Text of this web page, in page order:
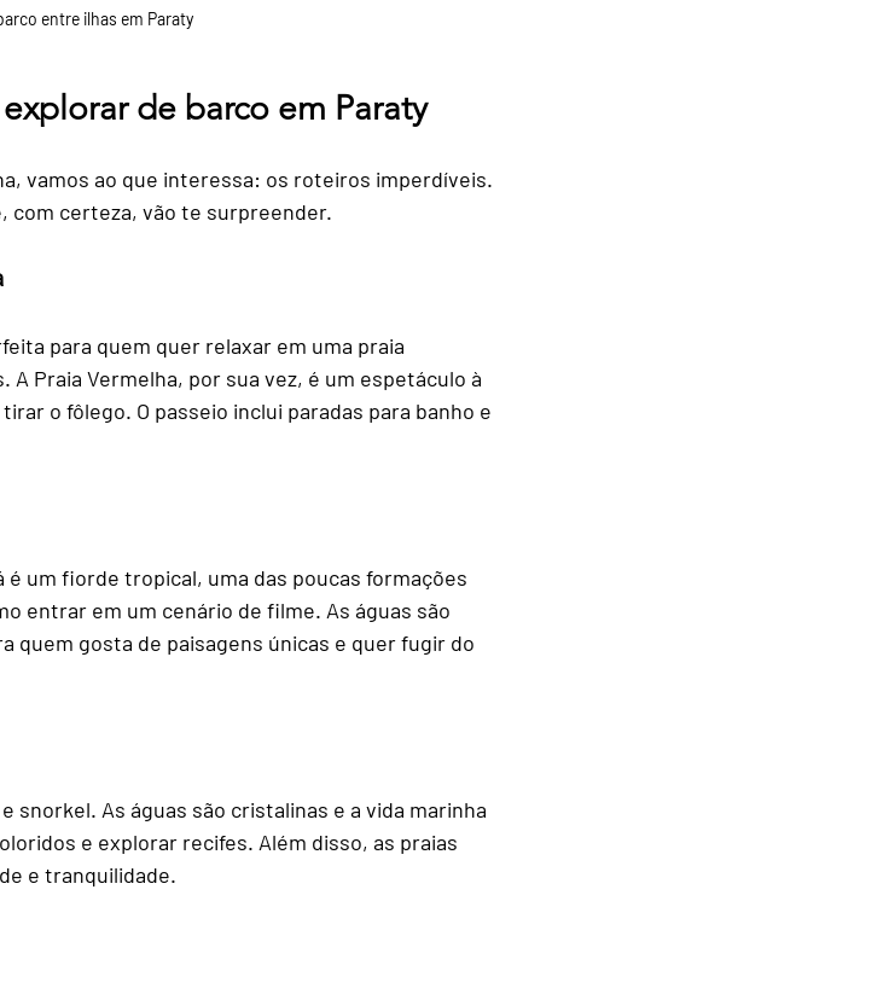
entre ilhas em Paraty
de barco em Paraty
vamos ao que interessa: os roteiros imperdíveis.
com certeza, vão te surpreender.
para quem quer relaxar em uma praia
Praia Vermelha, por sua vez, é um espetáculo à
o fôlego. O passeio inclui paradas para banho e
é um fiorde tropical, uma das poucas formações
entrar em um cenário de filme. As águas são
quem gosta de paisagens únicas e quer fugir do
snorkel. As águas são cristalinas e a vida marinha
e explorar recifes. Além disso, as praias
e tranquilidade.